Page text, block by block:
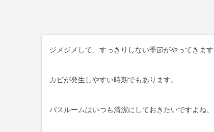
ジメジメして、すっきりしない季節がやってきま
カビが発生しやすい時期でもあります。
バスルームはいつも清潔にしておきたいですよね。